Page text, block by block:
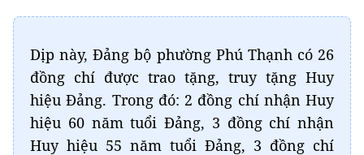
Dịp này, Đảng bộ phường Phú Thạnh có 26
đồng chí được trao tặng, truy tặng Huy
hiệu Đảng. Trong đó: 2 đồng chí nhận Huy
hiệu 60 năm tuổi Đảng, 3 đồng chí nhận
Huy hiệu 55 năm tuổi Đảng, 3 đồng chí